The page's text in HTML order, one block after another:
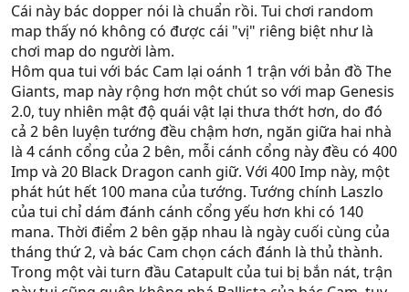
Cái này bác dopper nói là chuẩn rồi. Tui chơi random
map thấy nó không có được cái "vị" riêng biệt như là
chơi map do người làm.
Hôm qua tui với bác Cam lại oánh 1 trận với bản đồ The
Giants, map này rộng hơn một chút so với map Genesis
2.0, tuy nhiên mật độ quái vật lại thưa thớt hơn, do đó
cả 2 bên luyện tướng đều chậm hơn, ngăn giữa hai nhà
là 4 cánh cổng của 2 bên, mỗi cánh cổng này đều có 400
Imp và 20 Black Dragon canh giữ. Với 400 Imp này, một
phát hút hết 100 mana của tướng. Tướng chính Laszlo
của tui chỉ dám đánh cánh cổng yếu hơn khi có 140
mana. Thời điểm 2 bên gặp nhau là ngày cuối cùng của
tháng thứ 2, và bác Cam chọn cách đánh là thủ thành.
Trong một vài turn đầu Catapult của tui bị bắn nát, trận